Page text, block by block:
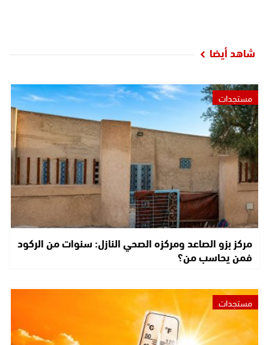
شاهد أيضا
مستجدات
مركز بزو الصاعد ومركزه الصحي النازل: سنوات من الركود
فمن يحاسب من؟
مستجدات